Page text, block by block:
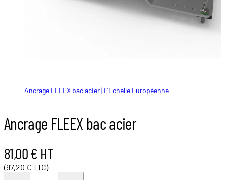
Ancrage FLEEX bac acier | L'Echelle Européenne
Ancrage FLEEX bac acier
81,00 € HT
(97,20 € TTC)